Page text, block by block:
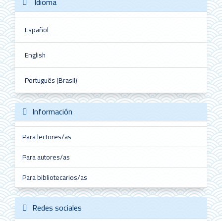
Español
English
Português (Brasil)
Información
Para lectores/as
Para autores/as
Para bibliotecarios/as
Redes sociales